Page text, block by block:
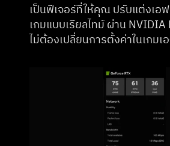
เป็นฟีเจอร์ที่ให้คุณ ปรับแต่งเอ
เกมแบบเรียลไทม์ ผ่าน
ไม่ต้องเปลี่ยนการตั้งค่าในเกมเ